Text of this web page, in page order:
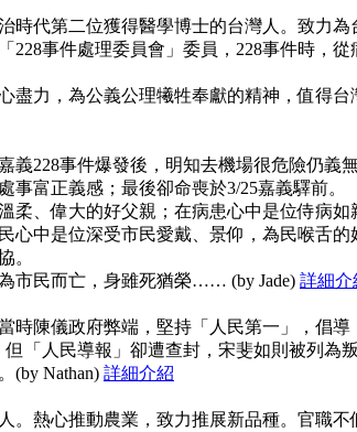
時代第二位獲得醫學博士的台灣人。致力為
228事件處理委員會」委員，228事件時，
盡力，為公義公理犧牲奉獻的精神，值得台
義228事件爆發後，明知去機場很危險仍義
事富正義感；最後卻命喪於3/25嘉義驛前。
柔、偉大的好父親；在病患心中是位侍病如
心中是位深受市民愛戴、景仰，為民喉舌
。
市民而亡，身雖死猶榮…… (by Jade) 詳細介
時陳儀政府弊端，堅持「人民第一」，倡導
但「人民導報」卻遭查封，宋斐如則被列為
(by Nathan) 詳細介紹
。熱心推動農業，致力推展新品種。官職不